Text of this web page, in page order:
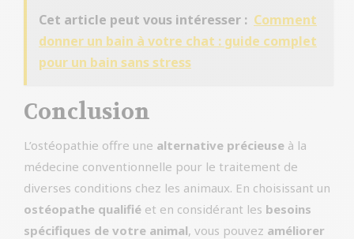
Cet article peut vous intéresser : Comment
donner un bain à votre chat : guide complet
pour un bain sans stress
Conclusion
L’ostéopathie offre une alternative précieuse à la
médecine conventionnelle pour le traitement de
diverses conditions chez les animaux. En choisissant un
ostéopathe qualifié et en considérant les besoins
spécifiques de votre animal, vous pouvez améliorer